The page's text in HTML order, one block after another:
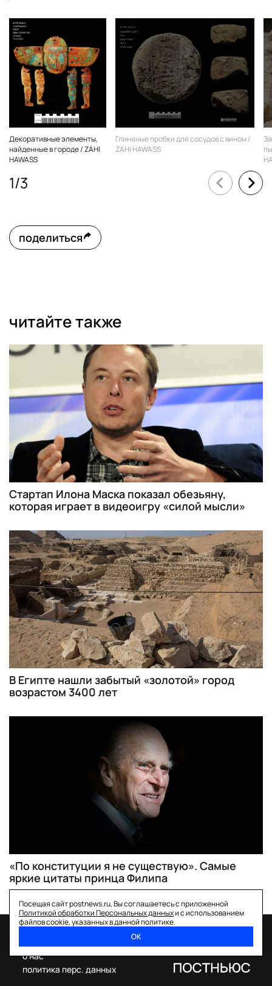
Декоративные элементы,
найденные в городе / ZAHI
HAWASS
Глиняные пробки для сосудов с вином /
ZAHI HAWASS
1/3
поделиться
читайте также
Стартап Илона Маска показал обезьяну,
которая играет в видеоигру «силой мысли»
В Египте нашли забытый «золотой» город
возрастом 3400 лет
«По конституции я не существую». Самые
яркие цитаты принца Филипа
Посещая сайт postnews.ru, Вы соглашаетесь с приложенной
Политикой обработки Персональных данныхи с использованием
файлов cookie, указанных в данной политике.
ОК
о нас
политика перс. данных